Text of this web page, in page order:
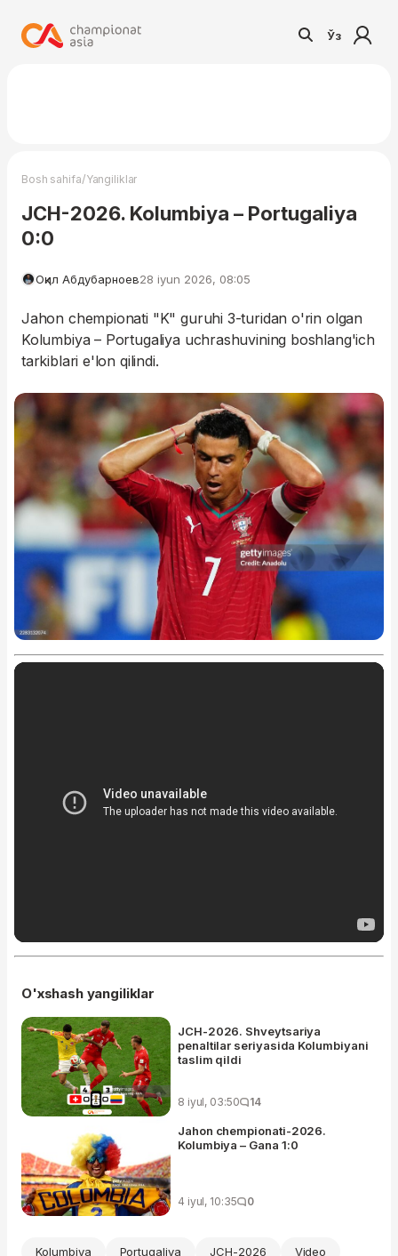
Ўз
Bosh sahifa/Yangiliklar
JCH-2026. Kolumbiya – Portugaliya
0:0
Оқил Абдубарноев28 iyun 2026, 08:05
Jahon chempionati "K" guruhi 3-turidan o'rin olgan
Kolumbiya – Portugaliya uchrashuvining boshlang'ich
tarkiblari e'lon qilindi.
O'xshash yangiliklar
JCH-2026. Shveytsariya
penaltilar seriyasida Kolumbiyani
taslim qildi
8 iyul, 03:50 14
Jahon chempionati-2026.
Kolumbiya – Gana 1:0
4 iyul, 10:35 0
Kolumbiya Portugaliya JCH-2026 Video